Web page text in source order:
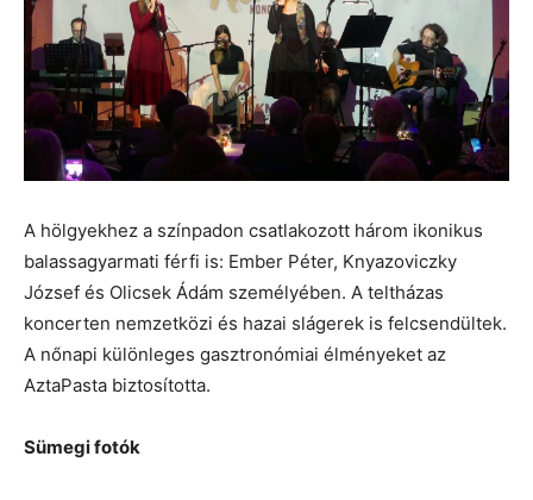
A hölgyekhez a színpadon csatlakozott három ikonikus
balassagyarmati férfi is: Ember Péter, Knyazoviczky
József és Olicsek Ádám személyében. A teltházas
koncerten nemzetközi és hazai slágerek is felcsendültek.
A nőnapi különleges gasztronómiai élményeket az
AztaPasta biztosította.
Sümegi fotók